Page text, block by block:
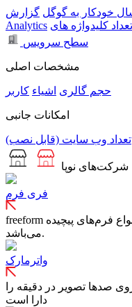
خودکار به گوگل گزارش
Analytics
سطح سرویس
مشخصات اصلی
حجم گالری اشیاء کاربر
امکانات جانبی
تعداد وب سایت (قابل نصب)
شرکت‌های نوپا
فری فرم
freeform یک ابزار حرفه‌ای برای ساخت انواع فرم‌های پیچیده
می‌باشد.
واترمارک
صدها تصویر در دقیقه را
دارا است